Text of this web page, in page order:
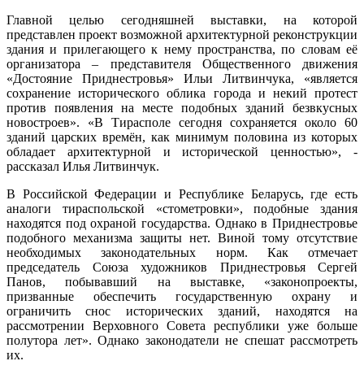
Главной целью сегодняшней выставки, на которой
представлен проект возможной архитектурной реконструкции
здания и прилегающего к нему пространства, по словам её
организатора – представителя Общественного движения
«Достояние Приднестровья» Ильи Литвинчука, «является
сохранение исторического облика города и некий протест
против появления на месте подобных зданий безвкусных
новостроев». «В Тирасполе сегодня сохраняется около 60
зданий царских времён, как минимум половина из которых
обладает архитектурной и исторической ценностью», -
рассказал Илья Литвинчук.
В Российской Федерации и Республике Беларусь, где есть
аналоги тираспольской «стометровки», подобные здания
находятся под охраной государства. Однако в Приднестровье
подобного механизма защиты нет. Виной тому отсутствие
необходимых законодательных норм. Как отмечает
председатель Союза художников Приднестровья Сергей
Панов, побывавший на выставке, «законопроекты,
призванные обеспечить государственную охрану и
ограничить снос исторических зданий, находятся на
рассмотрении Верховного Совета республики уже больше
полутора лет». Однако законодатели не спешат рассмотреть
их.